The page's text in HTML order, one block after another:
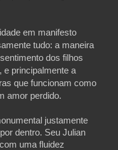
em manifesto
tudo: a maneira
dos filhos
e principalmente a
que funcionam como
amor perdido.
justamente
dentro. Seu Julian
uma fluidez